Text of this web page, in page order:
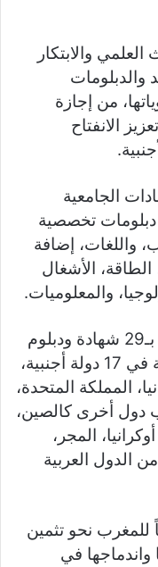
والابتكار
والدبلومات
من إجازة
الانفتاح
الجامعية
تخصصية
واللغات، إضافة
الطاقة، الأشغال
والمعلوميات.
إلى جانب فرنسا، اعترف المغرب بـ29 شهادة ودبلوم
آخر صادرين عن مؤسسات تعليمية في 17 دولة أجنبية،
المملكة المتحدة،
دول أخرى كالصين،
المجر،
الدول العربية
للمغرب نحو تثمين
واندماجها في